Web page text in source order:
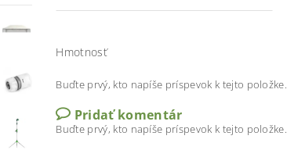
Hmotnosť
Buďte prvý, kto napíše príspevok k tejto položke.
Pridať komentár
Buďte prvý, kto napíše príspevok k tejto položke.